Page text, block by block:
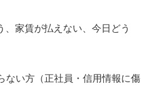
家賃が払えない、今日どう
ない方（正社員・信用情報に傷